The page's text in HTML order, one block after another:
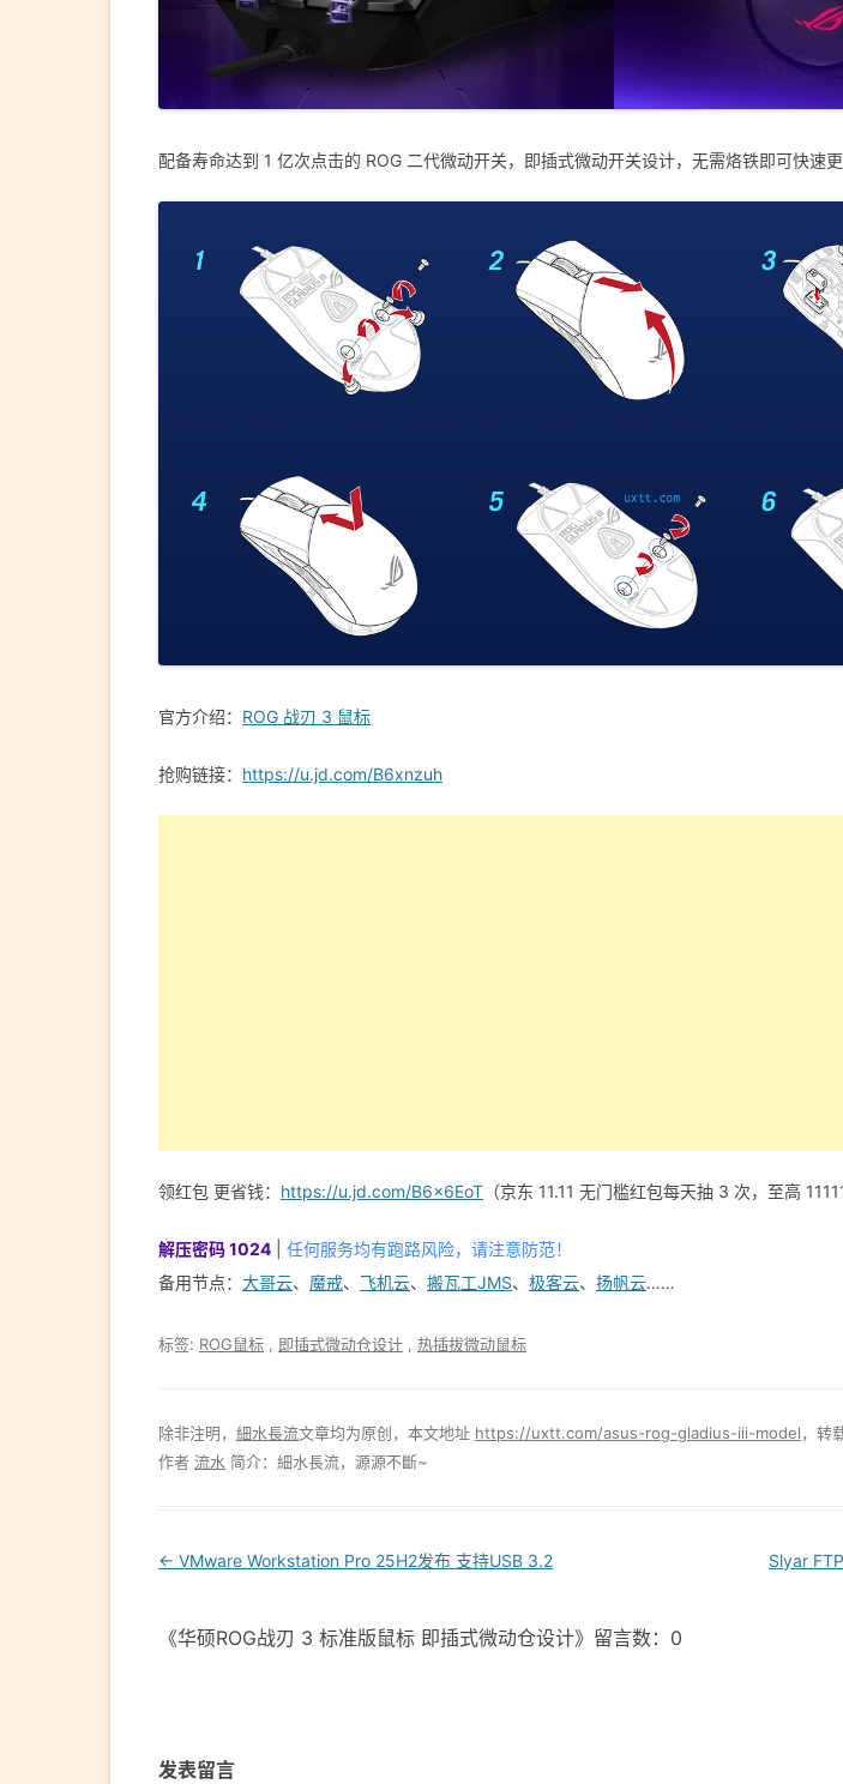
配备寿命达到 1 亿次点击的 ROG 二代微动开关，即插式微动开关设计，无需烙铁即可快速更
官方介绍： ROG 战刃 3 鼠标
抢购链接： https://u.jd.com/B6xnzuh
领红包 更省钱： https://u.jd.com/B6x6EoT （京东 11.11 无门槛红包每天抽 3 次，至高
解压密码 1024
任何服务均有跑路风险，请注意防范！
备用节点： 大哥云、 魔戒、 飞机云、 搬瓦工JMS、 极客云、 扬帆云……
标签: ROG鼠标 , 即插式微动仓设计 , 热插拔微动鼠标
除非注明， 細水長流文章均为原创，本文地址 https://uxtt.com/asus-rog-gladius-iii-model，转
作者 流水 简介：細水長流，源源不斷~
Post
← VMware Workstation Pro 25H2发布 支持USB 3.2 Slyar
《华硕ROG战刃 3 标准版鼠标 即插式微动仓设计》留言数：0
发表留言